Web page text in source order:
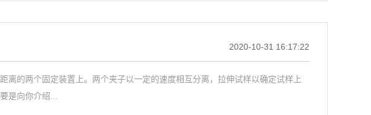
2020-10-31 16:17:22
离的两个固定装置上。两个夹子以一定的速度相互分离，拉伸试样以确定试样上
是向你介绍...